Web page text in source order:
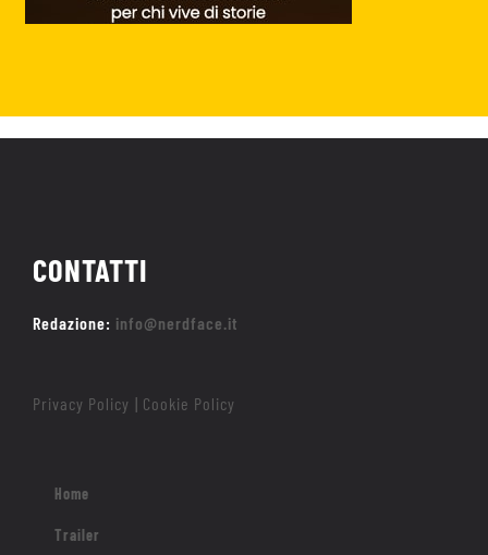
CONTATTI
Redazione: info@nerdface.it
Privacy Policy Cookie Policy
Home
Trailer